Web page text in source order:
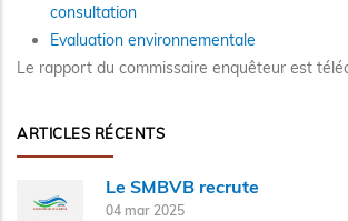
consultation
Evaluation environnementale
Le rapport du commissaire enquêteur est
ARTICLES RÉCENTS
Le SMBVB recrute
04 mar 2025